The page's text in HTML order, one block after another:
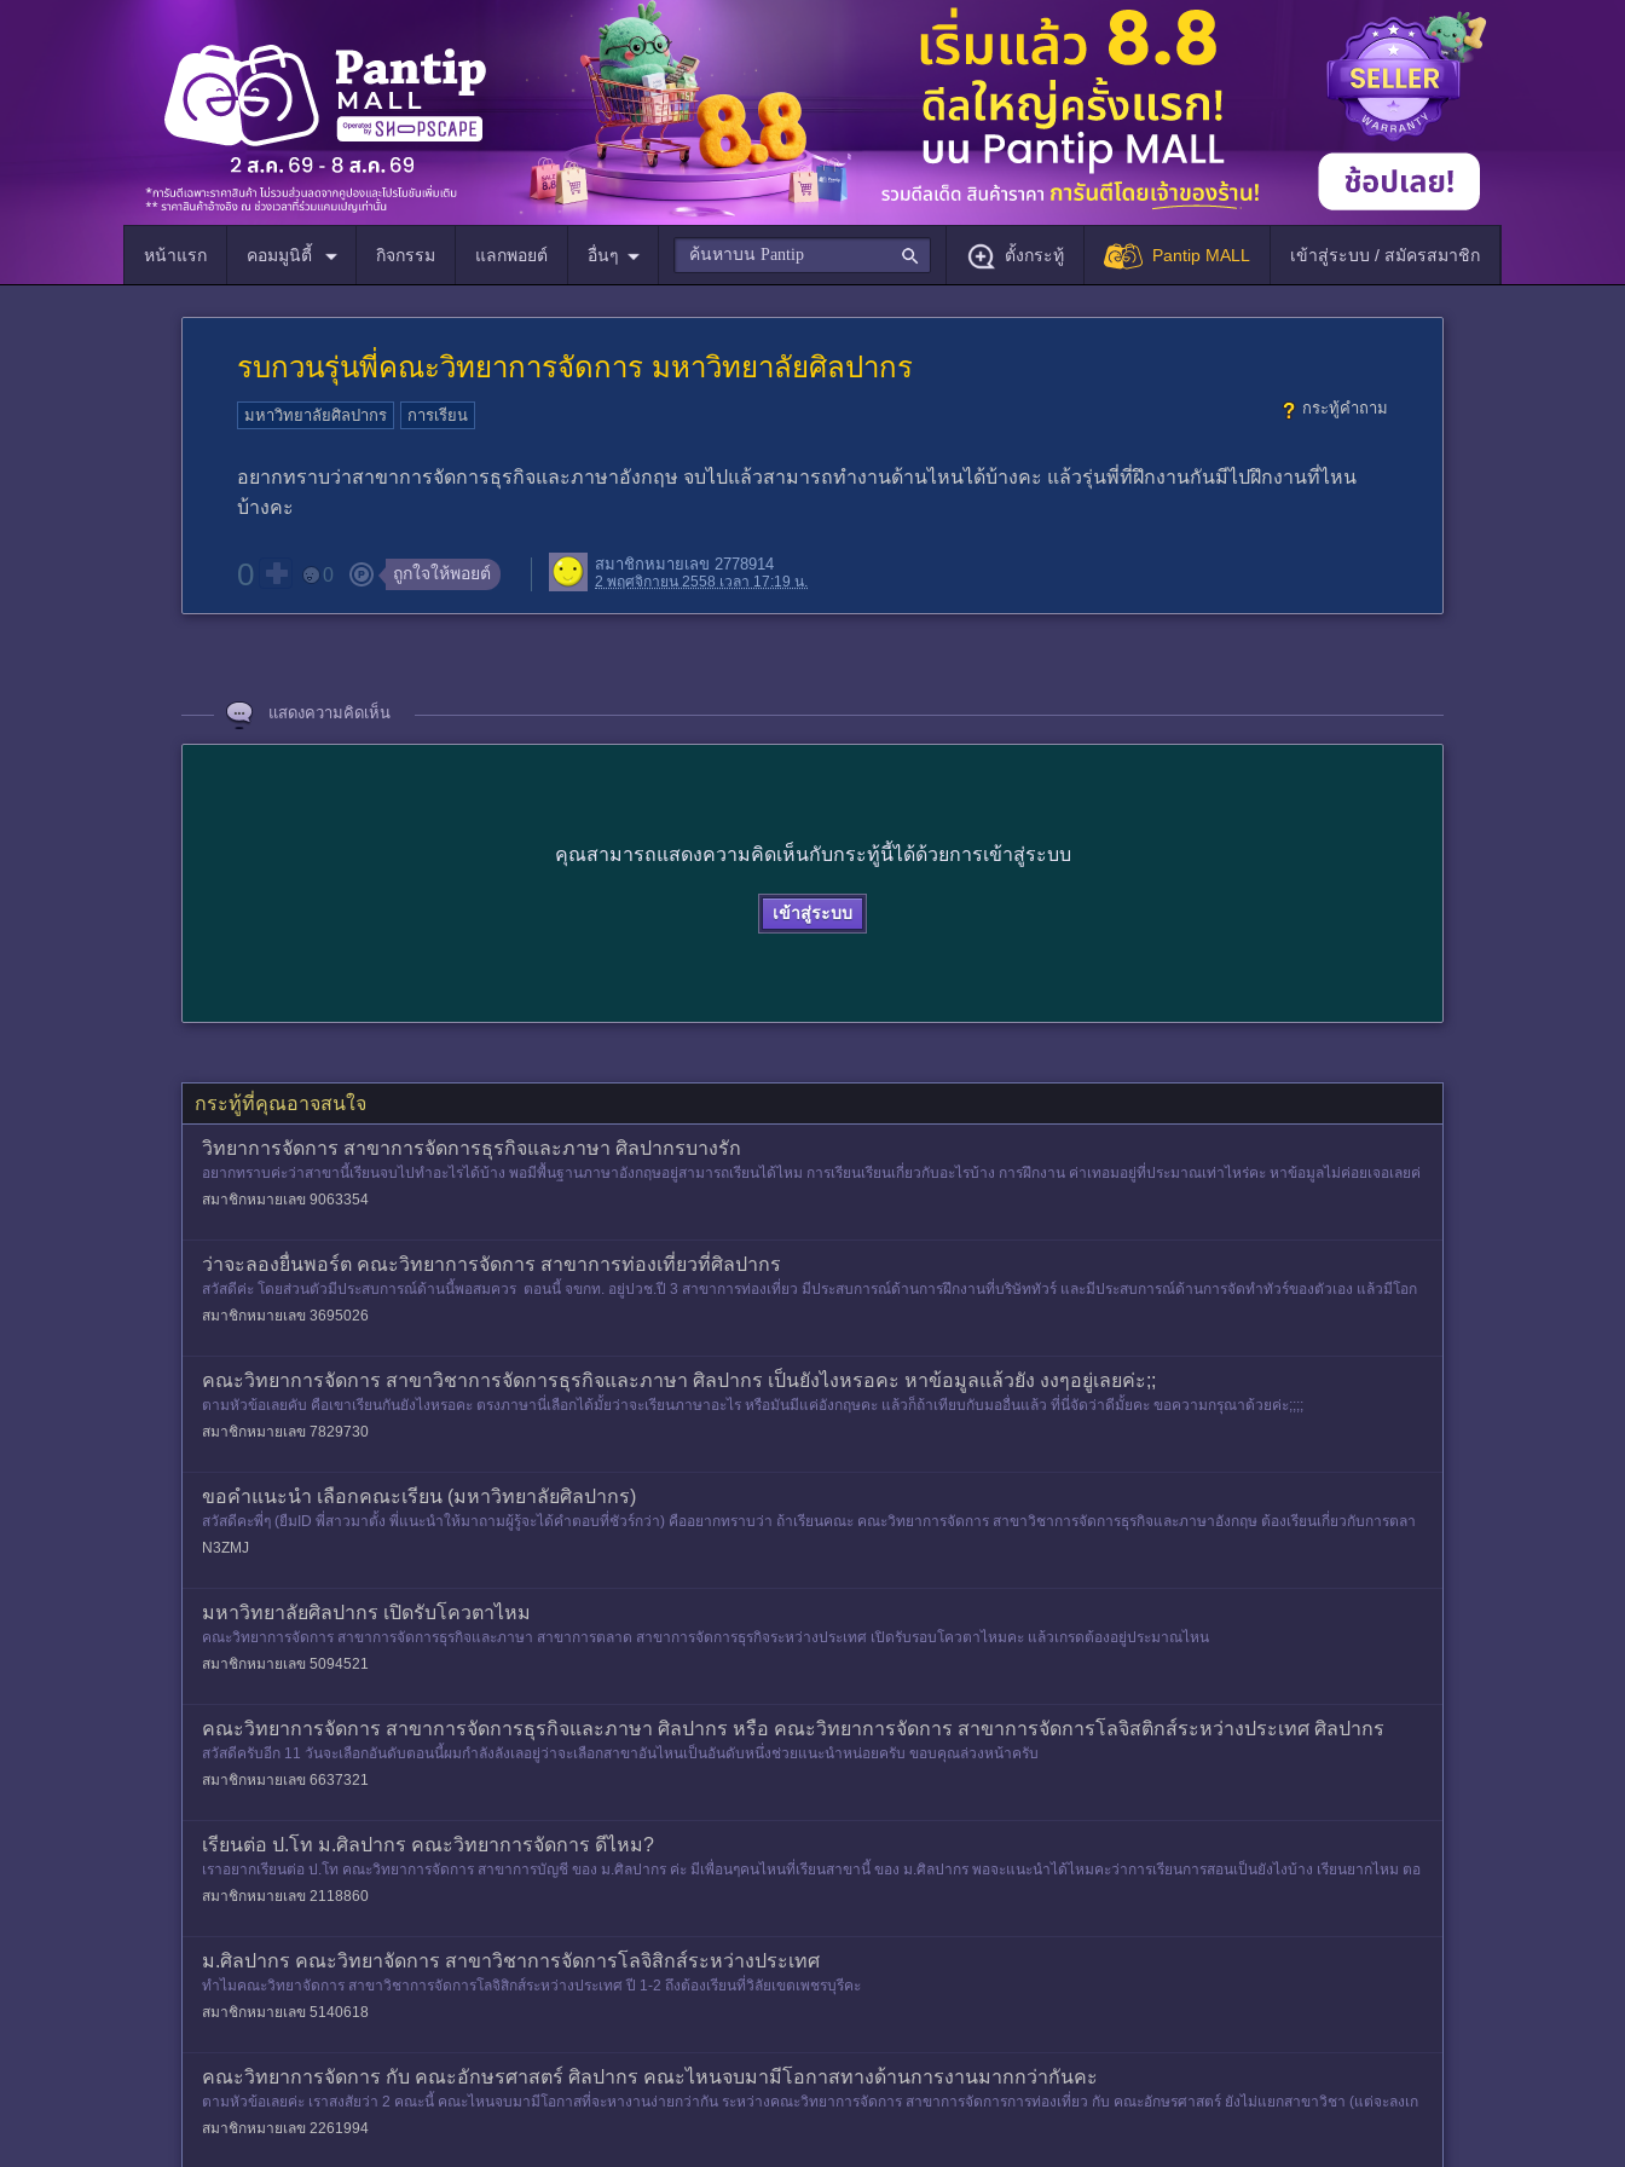
หน้าแรก คอมมูนิตี้ กิจกรรม แลกพอยต์ อื่นๆ ตั้งกระทู้ Pantip MALL เข้าสู่ระบบ / สมัครสมาชิก
รบกวนรุ่นพี่คณะวิทยาการจัดการ มหาวิทยาลัยศิลปากร
กระทู้คำถาม
มหาวิทยาลัยศิลปากร การเรียน
อยากทราบว่าสาขาการจัดการธุรกิจและภาษาอังกฤษ จบไปแล้วสามารถทำงานด้านไหนได้บ้างคะ แล้วรุ่นพี่ที่ฝึกงานกันมีไปฝึกงานที่ไหน
บ้างคะ
0 0 ถูกใจให้พอยต์ สมาชิกหมายเลข 2778914
2 พฤศจิกายน 2558 เวลา 17:19 น.
แสดงความคิดเห็น
คุณสามารถแสดงความคิดเห็นกับกระทู้นี้ได้ด้วยการเข้าสู่ระบบ
เข้าสู่ระบบ
กระทู้ที่คุณอาจสนใจ
วิทยาการจัดการ สาขาการจัดการธุรกิจและภาษา ศิลปากรบางรัก
อยากทราบค่ะว่าสาขานี้เรียนจบไปทำอะไรได้บ้าง พอมีพื้นฐานภาษาอังกฤษอยู่สามารถเรียนได้ไหม การเรียนเรียนเกี่ยวกับอะไรบ้าง การฝึกงาน ค่าเทอมอยู่ที่ประมาณเท่าไหร่คะ หาข้อมูลไม่ค่อยเจอเลยค่
ะ
สมาชิกหมายเลข 9063354
ว่าจะลองยื่นพอร์ต คณะวิทยาการจัดการ สาขาการท่องเที่ยวที่ศิลปากร
สวัสดีค่ะ โดยส่วนตัวมีประสบการณ์ด้านนี้พอสมควร ตอนนี้ จขกท. อยู่ปวช.ปี 3 สาขาการท่องเที่ยว มีประสบการณ์ด้านการฝึกงานที่บริษัททัวร์ และมีประสบการณ์ด้านการจัดทำทัวร์ของตัวเอง แล้วมีโอก
าสได้เป็นไกด
สมาชิกหมายเลข 3695026
คณะวิทยาการจัดการ สาขาวิชาการจัดการธุรกิจและภาษา ศิลปากร เป็นยังไงหรอคะ หาข้อมูลแล้วยัง งงๆอยู่เลยค่ะ;;
ตามหัวข้อเลยคับ คือเขาเรียนกันยังไงหรอคะ ตรงภาษานี่เลือกได้มั้ยว่าจะเรียนภาษาอะไร หรือมันมีแค่อังกฤษคะ แล้วก็ถ้าเทียบกับมออื่นแล้ว ที่นี่จัดว่าดีมั้ยคะ ขอความกรุณาด้วยค่ะ;;;;
สมาชิกหมายเลข 7829730
ขอคำแนะนำ เลือกคณะเรียน (มหาวิทยาลัยศิลปากร)
สวัสดีคะพี่ๆ (ยืมID พี่สาวมาตั้ง พี่แนะนำให้มาถามผู้รู้จะได้คำตอบที่ชัวร์กว่า) คืออยากทราบว่า ถ้าเรียนคณะ คณะวิทยาการจัดการ สาขาวิชาการจัดการธุรกิจและภาษาอังกฤษ ต้องเรียนเกี่ยวกับการตลา
ดใช่รึเปล่าคะ
N3ZMJ
มหาวิทยาลัยศิลปากร เปิดรับโควตาไหม
คณะวิทยาการจัดการ สาขาการจัดการธุรกิจและภาษา สาขาการตลาด สาขาการจัดการธุรกิจระหว่างประเทศ เปิดรับรอบโควตาไหมคะ แล้วเกรดต้องอยู่ประมาณไหน
สมาชิกหมายเลข 5094521
คณะวิทยาการจัดการ สาขาการจัดการธุรกิจและภาษา ศิลปากร หรือ คณะวิทยาการจัดการ สาขาการจัดการโลจิสติกส์ระหว่างประเทศ ศิลปากร
สวัสดีครับอีก 11 วันจะเลือกอันดับตอนนี้ผมกำลังลังเลอยู่ว่าจะเลือกสาขาอันไหนเป็นอันดับหนึ่งช่วยแนะนำหน่อยครับ ขอบคุณล่วงหน้าครับ
สมาชิกหมายเลข 6637321
เรียนต่อ ป.โท ม.ศิลปากร คณะวิทยาการจัดการ ดีไหม?
เราอยากเรียนต่อ ป.โท คณะวิทยาการจัดการ สาขาการบัญชี ของ ม.ศิลปากร ค่ะ มีเพื่อนๆคนไหนที่เรียนสาขานี้ ของ ม.ศิลปากร พอจะแนะนำได้ไหมคะว่าการเรียนการสอนเป็นยังไงบ้าง เรียนยากไหม ตอ
นนี้เรามีงานทำแล้วค่ะ อย
สมาชิกหมายเลข 2118860
ม.ศิลปากร คณะวิทยาจัดการ สาขาวิชาการจัดการโลจิสิกส์ระหว่างประเทศ
ทำไมคณะวิทยาจัดการ สาขาวิชาการจัดการโลจิสิกส์ระหว่างประเทศ ปี 1-2 ถึงต้องเรียนที่วิลัยเขตเพชรบุรีคะ
สมาชิกหมายเลข 5140618
คณะวิทยาการจัดการ กับ คณะอักษรศาสตร์ ศิลปากร คณะไหนจบมามีโอกาสทางด้านการงานมากกว่ากันคะ
ตามหัวข้อเลยค่ะ เราสงสัยว่า 2 คณะนี้ คณะไหนจบมามีโอกาสที่จะหางานง่ายกว่ากัน ระหว่างคณะวิทยาการจัดการ สาขาการจัดการการท่องเที่ยว กับ คณะอักษรศาสตร์ ยังไม่แยกสาขาวิชา (แต่จะลงเก
าหลี) เราชอบทั้ง 2 คณะ อา
สมาชิกหมายเลข 2261994